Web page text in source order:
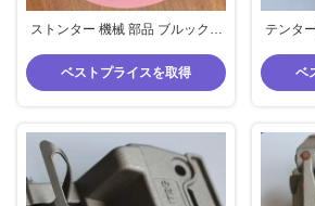
ストンター 機械 部品 ブルックナ
針柄 倍用
ベストプライスを取得
テンタ
ベ